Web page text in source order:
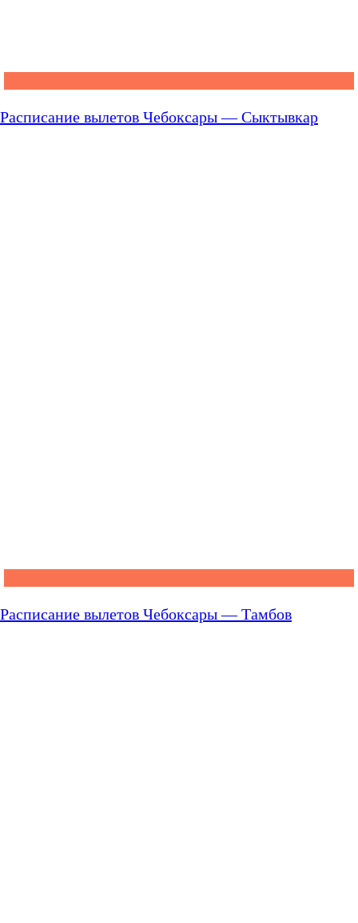
Расписание вылетов Чебоксары — Сыктывкар
Расписание вылетов Чебоксары — Тамбов